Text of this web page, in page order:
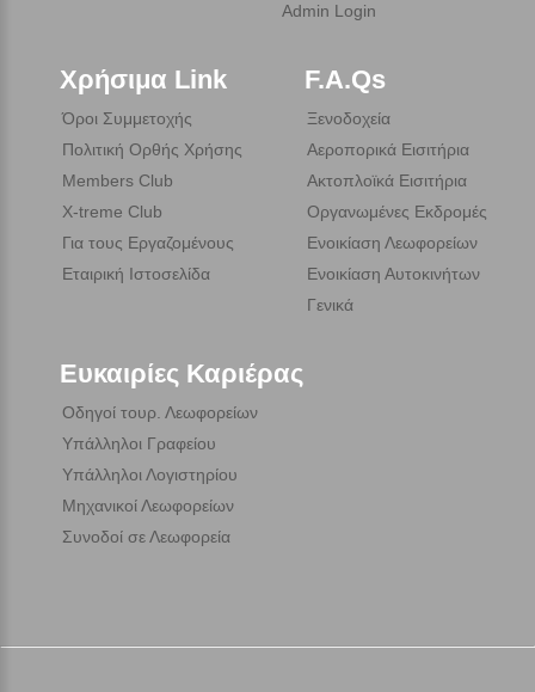
Admin Login
Χρήσιμα Link
Όροι Συμμετοχής
Πολιτική Ορθής Χρήσης
Members Club
X-treme Club
Για τους Εργαζομένους
Εταιρική Ιστοσελίδα
F.A.Qs
Ξενοδοχεία
Αεροπορικά Εισιτήρια
Ακτοπλοϊκά Εισιτήρια
Οργανωμένες Εκδρομές
Ενοικίαση Λεωφορείων
Ενοικίαση Αυτοκινήτων
Γενικά
Ευκαιρίες Καριέρας
Οδηγοί τουρ. Λεωφορείων
Υπάλληλοι Γραφείου
Υπάλληλοι Λογιστηρίου
Μηχανικοί Λεωφορείων
Συνοδοί σε Λεωφορεία